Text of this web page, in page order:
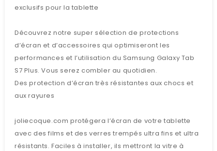
exclusifs pour la tablette
Découvrez notre super sélection de protections
d’écran et d’accessoires qui optimiseront les
performances et l’utilisation du Samsung Galaxy Tab
S7 Plus. Vous serez combler au quotidien.
Des protection d’écran très résistantes aux chocs et
aux rayures
joliecoque.com protégera l’écran de votre tablette
avec des films et des verres trempés ultra fins et ultra
résistants. Faciles à installer, ils mettront la vitre à